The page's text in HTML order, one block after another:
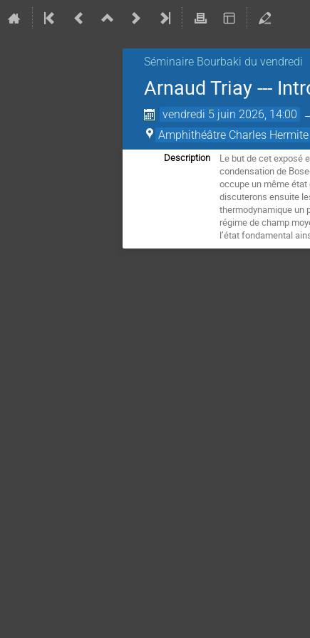
Séminaire Bourbaki du vendredi
Arnaud Triay ---
vendredi 5 juin 2026, 14:00
Amphithéâtre Charles
Description
Le but de cet exposé
condensation de
occupe un même état
discuterons ensuite
thermodynamique un
régime de champ
l’état fondamental